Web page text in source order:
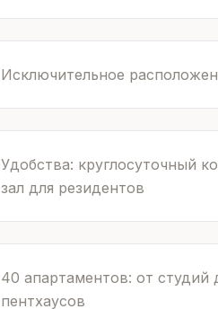
Исключительное
Удобства: круглосуточный
зал для резидентов
40 апартаментов: от студий
пентхаусов